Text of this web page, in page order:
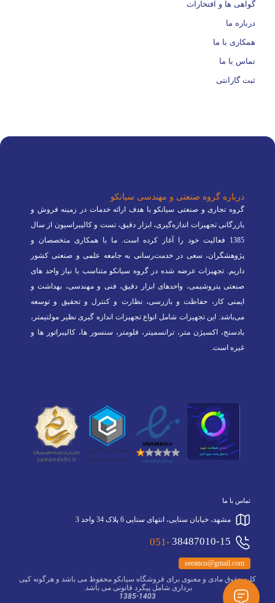
گواهی ها و افتخارات
درباره ما
همکاری با ما
تماس با ما
ثبت گارانتی
درباره گروه صنعتی و مهندسی سیانکو
گروه تجاری و صنعتی سیانکو با هدف ارائه خدمات در زمینه فروش و
بازرگانی تجهیزات اندازه‌گیری، ابزار دقیق، تست و کالیبراسیون از سال
1385 فعالیت خود را آغاز کرده است. ما با همکاری متخصصان و
پژوهشگران، سعی در خدمت‌رسانی به جامعه علمی و صنعتی کشور
داریم. تجهیزات عرضه شده در گروه سیانکو متناسب با نیاز واحد های
صنعتی پتروشیمی، واحدهای ابزار دقیق، فنی و مهندسی، بهداشت و
ایمنی کار، حفاظت و بازرسی، نظارت و کنترل و تحقیق و توسعه
می‌باشد. این تجهیزات شامل انواع تجهیزات اندازه گیری نظیر مولتیمتر،
بادسنج، اکسیژن متر، ترانسمیتر، فلومتر، سنسور ها، کالیبراتور ها و
غیره است.
تماس با ما
مشهد، خیابان سنایی، انتهای سنایی 6 پلاک 34 واحد 3
051- 38487010-15
seeanco@gmail.com
کلیه حقوق مادی و معنوی برای فروشگاه سیانکو محفوظ می باشد و هرگونه کپی
برداری شامل پیگرد قانونی می باشد.
1385-1403